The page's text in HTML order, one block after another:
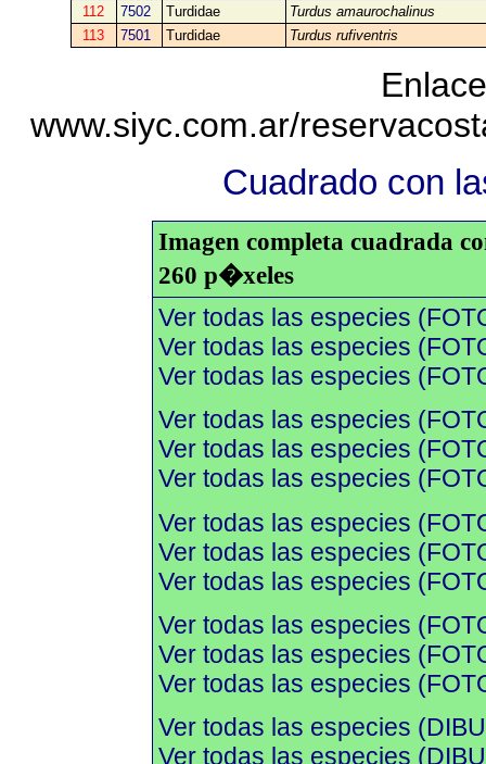
112
7502 Turdidae
Turdus amaurochalinus
113
7501 Turdidae Turdus rufiventris
www.siyc.com.ar/
Cuadrado con
Imagen completa cuadrada
260 p�xeles
Ver todas las especies
Ver todas las especies
Ver todas las especies
Ver todas las especies
Ver todas las especies
Ver todas las especies
Ver todas las especies
Ver todas las especies
Ver todas las especies
Ver todas las especies
Ver todas las especies
Ver todas las especies
Ver todas las especies
Ver todas las especies